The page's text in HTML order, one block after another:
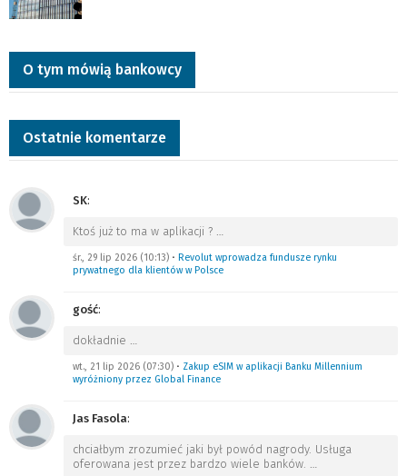
O tym mówią bankowcy
Ostatnie komentarze
SK:
Ktoś już to ma w aplikacji ? …
śr., 29 lip 2026 (10:13) • Revolut wprowadza fundusze rynku
prywatnego dla klientów w Polsce
gość:
dokładnie …
wt., 21 lip 2026 (07:30) • Zakup eSIM w aplikacji Banku Millennium
wyróżniony przez Global Finance
Jas Fasola:
chciałbym zrozumieć jaki był powód nagrody. Usługa
oferowana jest przez bardzo wiele banków. …